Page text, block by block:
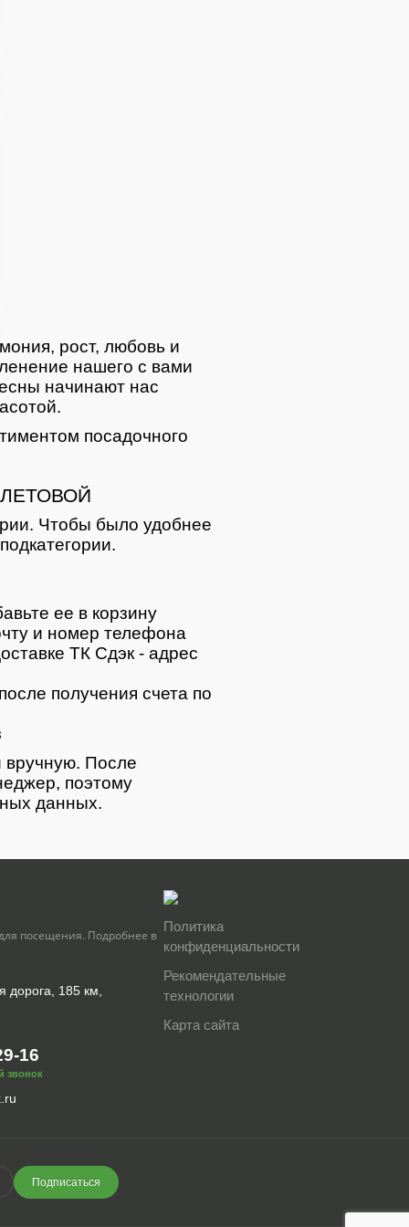
рост, любовь и
нашего с вами
начинают нас
посадочного
Чтобы было удобнее
ее в корзину
и номер телефона
ТК Сдэк - адрес
получения счета по
вручную. После
поэтому
данных.
посещения. Подробнее в
дорога, 185 км,
16
звонок
Политика
конфиденциальности
Рекомендательные
технологии
Карта сайта
Подписаться